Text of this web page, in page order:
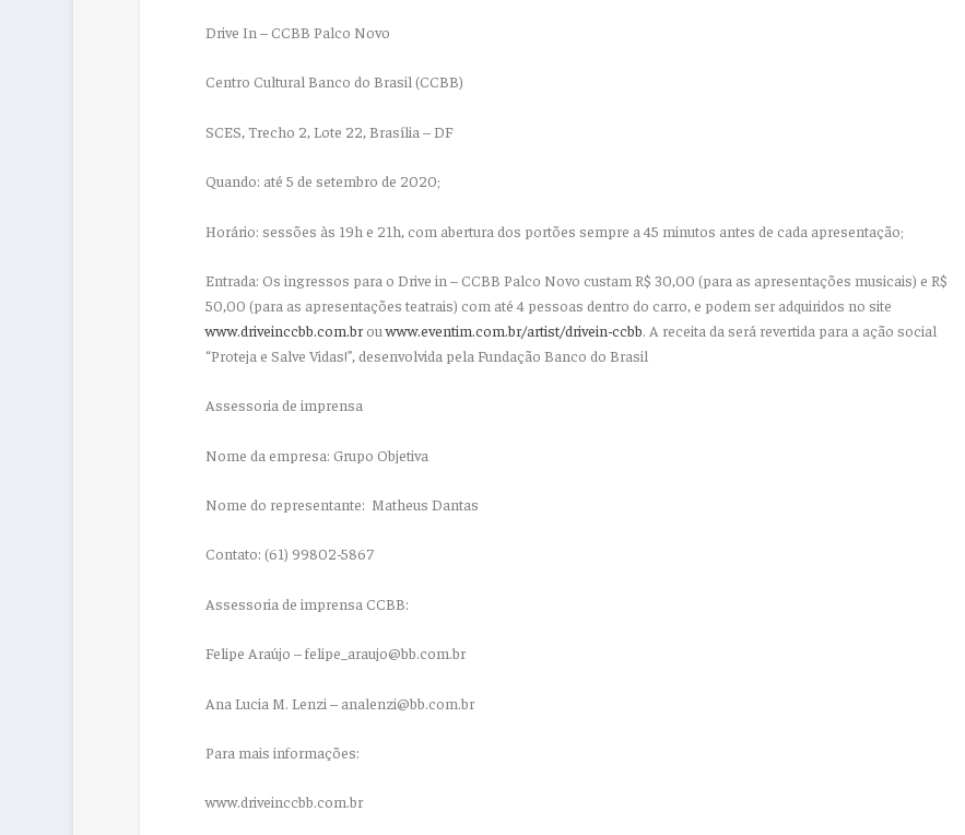
Drive In – CCBB Palco Novo
Centro Cultural Banco do Brasil (CCBB)
SCES, Trecho 2, Lote 22, Brasília – DF
Quando: até 5 de setembro de 2020;
Horário: sessões às 19h e 21h, com abertura dos portões sempre a 45 minutos antes de cada apresentação;
Entrada: Os ingressos para o Drive in – CCBB Palco Novo custam R$ 30,00 (para as apresentações musicais) e R$
50,00 (para as apresentações teatrais) com até 4 pessoas dentro do carro, e podem ser adquiridos no site
www.driveinccbb.com.brou www.eventim.com.br/artist/drivein-ccbb. A receita da será revertida para a ação social
“Proteja e Salve Vidas!”, desenvolvida pela Fundação Banco do Brasil
Assessoria de imprensa
Nome da empresa: Grupo Objetiva
Nome do representante: Matheus Dantas
Contato: (61) 99802-5867
Assessoria de imprensa CCBB:
Felipe Araújo – felipe_araujo@bb.com.br
Ana Lucia M. Lenzi – analenzi@bb.com.br
Para mais informações:
www.driveinccbb.com.br